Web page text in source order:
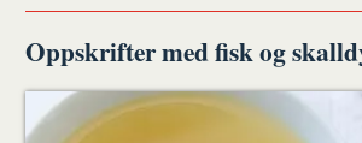
Oppskrifter med fisk og